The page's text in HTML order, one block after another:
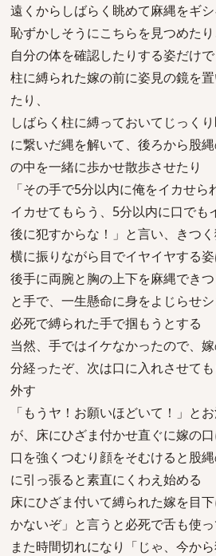
遠くからしばらく眺めて麻縄をギシ
恥ずかしそうにこちらを見つめた
自分の体を確認したりする姿だけで
柱に縛られた嫁の前に姿見の鏡を
たり、
しばらく柱に縛っておいてじっく
に繋いだ縄を解いて、後ろから股
の中を一緒に歩かせ散歩させたり
「その手で5分以内に俺をイカせ
イカせてもらう、5分以内に口でも
後に犯すからな！」と言い、きつ
横に振りながら目でイヤイヤする
後手に両腕と胸の上下を麻縄でき
と手で、一生懸命に身をよじらせ
必死で縛られた手で掴もうとする
当然、手ではイケなかったので、
分経ったぞ、次は口に入れさせて
外す
「もうヤ！お願いほどいて！」と
が、床にひざま付かせ直ぐに嫁の口
口を強くつむり顔をそむけると股
に引っ張ると素直にくわえ始める
床にひざま付いて縛られた嫁を目
かないぞ」と言うと必死で舌も使
また時間切れになり「じゃ、今か